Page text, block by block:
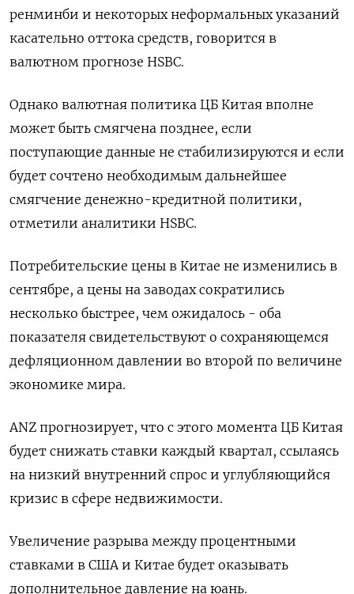
ренминби и некоторых неформальных указаний
касательно оттока средств, говорится в
валютном прогнозе HSBC.
Однако валютная политика ЦБ Китая вполне
может быть смягчена позднее, если
поступающие данные не стабилизируются и если
будет сочтено необходимым дальнейшее
смягчение денежно-кредитной политики,
отметили аналитики HSBC.
Потребительские цены в Китае не изменились в
сентябре, а цены на заводах сократились
несколько быстрее, чем ожидалось - оба
показателя свидетельствуют о сохраняющемся
дефляционном давлении во второй по величине
экономике мира.
ANZ прогнозирует, что с этого момента ЦБ Китая
будет снижать ставки каждый квартал, ссылаясь
на низкий внутренний спрос и углубляющийся
кризис в сфере недвижимости.
Увеличение разрыва между процентными
ставками в США и Китае будет оказывать
дополнительное давление на юань.